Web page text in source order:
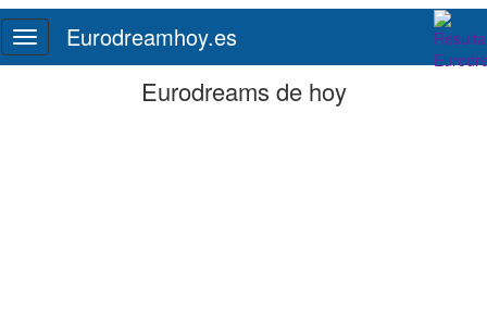
Toggle
navigation
Eurodreamhoy.es
Eurodreams de hoy